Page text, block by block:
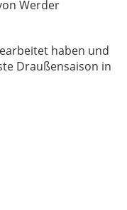
Werder
haben und
Draußensaison in